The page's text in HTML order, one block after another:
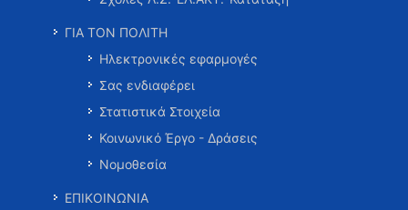
ΓΙΑ ΤΟΝ ΠΟΛΙΤΗ
Ηλεκτρονικές εφαρμογές
Σας ενδιαφέρει
Στατιστικά Στοιχεία
Κοινωνικό Έργο - Δράσεις
Νομοθεσία
ΕΠΙΚΟΙΝΩΝΙΑ